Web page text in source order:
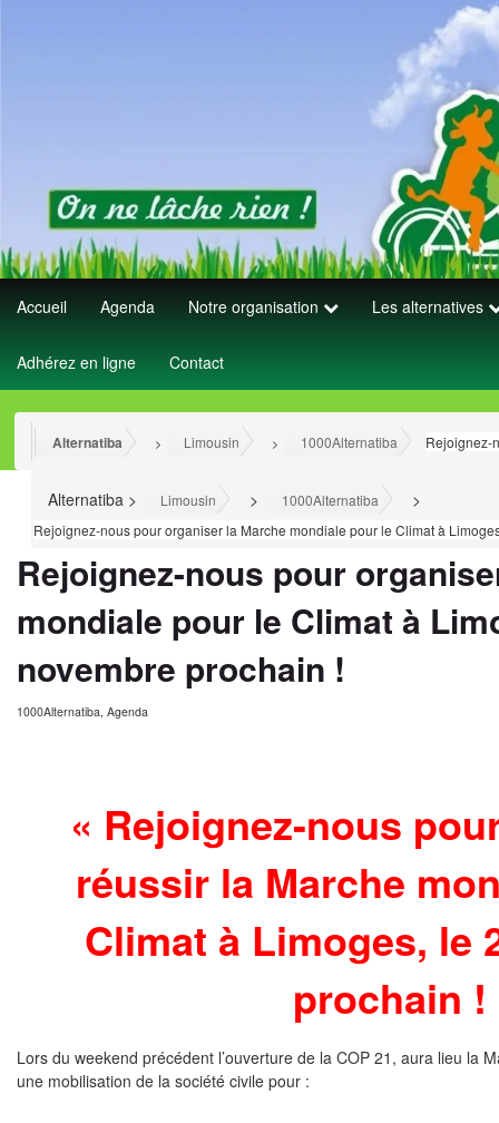
Accueil Agenda Notre organisation Les alternatives
Adhérez en ligne Contact
Alternatiba > Limousin > 1000Alternatiba >
Rejoignez-
Alternatiba > Limousin > 1000Alternatiba >
Rejoignez-nous pour organiser la Marche mondiale pour le Climat à
Rejoignez-nous pour
mondiale pour le Climat à
novembre prochain !
1000Alternatiba, Agenda
« Rejoignez-nous
réussir la Marche
Climat à Limoges, le
prochain !
Lors du weekend précédent l’ouverture de la COP 21, aura lieu la
une mobilisation de la société civile pour :